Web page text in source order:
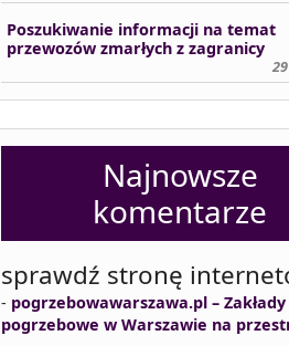
Poszukiwanie informacji na temat
przewozów zmarłych z zagranicy
Najnowsze
komentarze
sprawdź stronę
- pogrzebowawarszawa.pl – Zakłady
pogrzebowe w Warszawie na